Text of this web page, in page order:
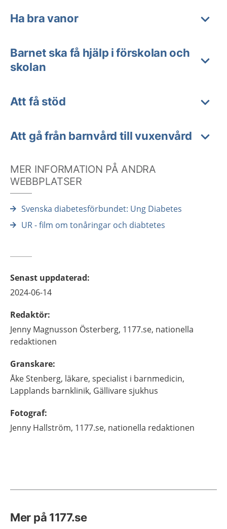
Ha bra vanor
Barnet ska få hjälp i förskolan och
skolan
Att få stöd
Att gå från barnvård till vuxenvård
MER INFORMATION PÅ ANDRA
WEBBPLATSER
Svenska diabetesförbundet: Ung Diabetes
UR - film om tonåringar och diabtetes
Senast uppdaterad:
2024-06-14
Redaktör:
Jenny Magnusson Österberg, 1177.se, nationella
redaktionen
Granskare:
ÅkeStenberg, läkare, specialist i barnmedicin,
Lapplands barnklinik, Gällivare sjukhus
Fotograf:
Jenny Hallström, 1177.se, nationella redaktionen
Mer på 1177.se